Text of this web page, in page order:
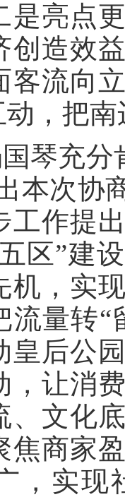
是亮点
创造效
客流向
，把
琴充分
本次协
工作提
区”建
机，实
流量转
皇后公
，让消
、文化
焦商家
，实现